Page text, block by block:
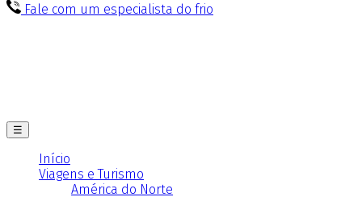
Fale com um especialista do frio
☰
Início
Viagens e Turismo
América do Norte